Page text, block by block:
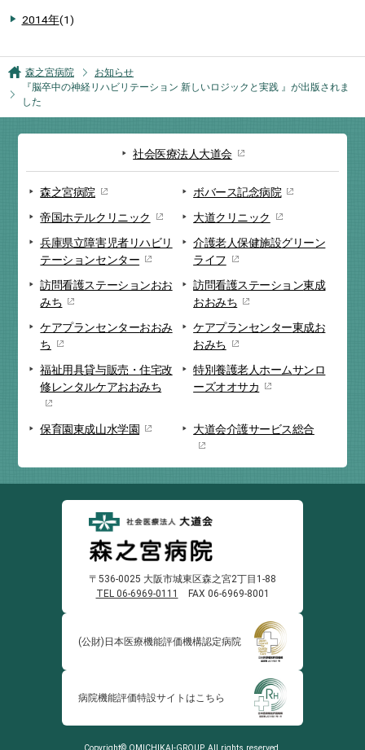
2014年(1)
森之宮病院
お知らせ
『脳卒中の神経リハビリテーション 新しいロジックと実践 』が出版されま
した
社会医療法人大道会
森之宮病院
ボバース記念病院
帝国ホテルクリニック
大道クリニック
兵庫県立障害児者リハビリ
テーションセンター
介護老人保健施設グリーン
ライフ
訪問看護ステーションおお
みち
訪問看護ステーション東成
おおみち
ケアプランセンターおおみ
ち
ケアプランセンター東成お
おみち
福祉用具貸与販売・住宅改
修レンタルケアおおみち
特別養護老人ホームサンロ
ーズオオサカ
保育園東成山水学園 大道会介護サービス総合
〒536-0025 大阪市城東区森之宮2丁目1-88
TEL 06-6969-0111
FAX 06-6969-8001
(公財)日本医療機能評価機構認定病院
病院機能評価特設サイトはこちら
Copyright© OMICHIKAI-GROUP. All rights reserved.